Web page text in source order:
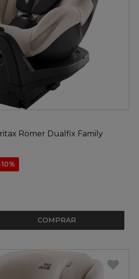
Römer Dualfix Family
COMPRAR